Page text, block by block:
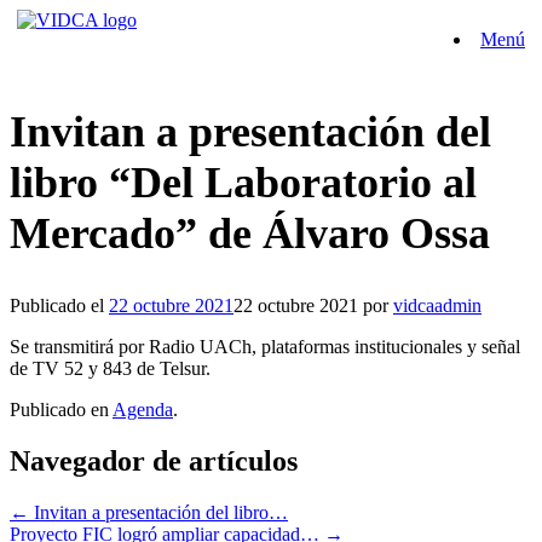
Saltar
Menú
Invitan a presentación del
libro “Del Laboratorio al
Mercado” de Álvaro Ossa
Publicado el 22 octubre 2021 22 octubre 2021 porvidcaadmin
Se transmitirá por Radio UACh, plataformas institucionales y señal
de TV 52 y 843 de Telsur.
Publicado en Agenda.
Navegador de artículos
← Invitan a presentación del libro…
Proyecto FIC logró ampliar capacidad… →